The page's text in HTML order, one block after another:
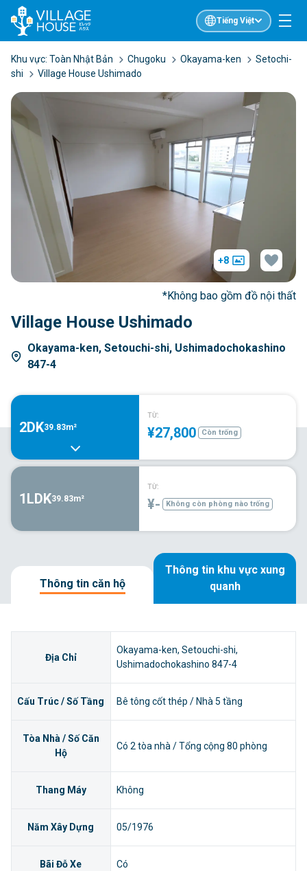
Tiếng Việt
Khu vực: Toàn Nhật Bản Chugoku Okayama-ken
Setochi-
shi
Village House Ushimado
Village House Ushimado
Okayama-ken, Setouchi-shi, Ushimadochokashino
847-4
+8
*Không bao gồm đồ nội thất
2DK39.83m²
TỪ:
¥27,800 Còn trống
1LDK39.83m²
TỪ:
¥- Không còn phòng nào trống
Thông tin căn hộ
Thông tin khu vực xung
quanh
Địa Chỉ
Okayama-ken, Setouchi-shi,
Ushimadochokashino 847-4
Cấu Trúc / Số Tầng Bê tông cốt thép / Nhà 5 tầng
Tòa Nhà / Số Căn
Hộ
Có 2 tòa nhà / Tổng cộng 80 phòng
Thang Máy Không
Năm Xây Dựng 05/1976
Bãi Đỗ Xe Có